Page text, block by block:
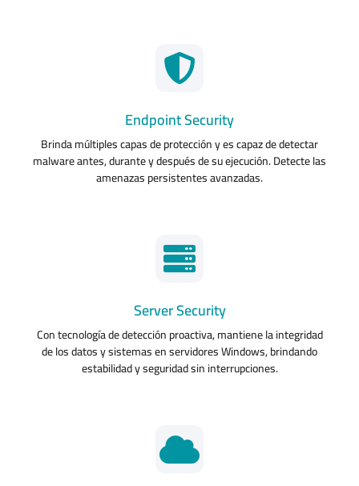
Endpoint Security
Brinda múltiples capas de protección y es capaz de detectar
malware antes, durante y después de su ejecución. Detecte las
amenazas persistentes avanzadas.
Server Security
Con tecnología de detección proactiva, mantiene la integridad
de los datos y sistemas en servidores Windows, brindando
estabilidad y seguridad sin interrupciones.